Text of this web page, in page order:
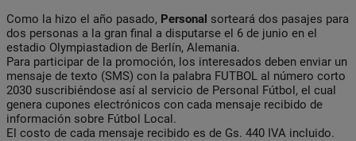
Como la hizo el año pasado, Personal sorteará dos pasajes para
dos personas a la gran final a disputarse el 6 de junio en el
estadio Olympiastadion de Berlín, Alemania.
Para participar de la promoción, los interesados deben enviar un
mensaje de texto (SMS) con la palabra FUTBOL al número corto
2030 suscribiéndose así al servicio de Personal Fútbol, el cual
genera cupones electrónicos con cada mensaje recibido de
información sobre Fútbol Local.
El costo de cada mensaje recibido es de Gs. 440 IVA incluido.